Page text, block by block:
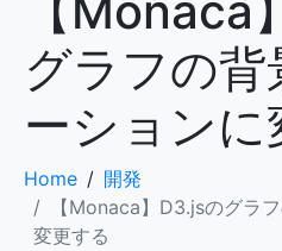
グラフの
ーションに
Home
開発
【Monaca】D3.jsのグラ
変更する